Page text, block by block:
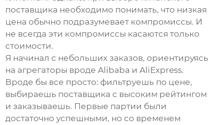
поставщика необходимо понимать, что низкая
цена обычно подразумевает компромиссы. И
не всегда эти компромиссы касаются только
стоимости.
Я начинал с небольших заказов, ориентируясь
на агрегаторы вроде Alibaba и AliExpress.
Вроде бы все просто: фильтруешь по цене,
выбираешь поставщика с высоким рейтингом
и заказываешь. Первые партии были
достаточно успешными, но со временем